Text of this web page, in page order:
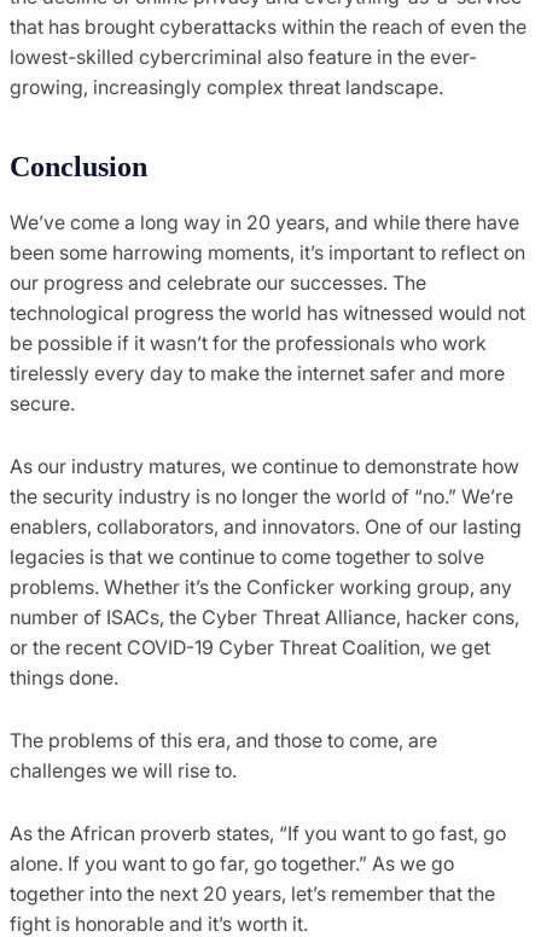
that has brought cyberattacks within the reach of even the
lowest-skilled cybercriminal also feature in the ever-
growing, increasingly complex threat landscape.
Conclusion
We’ve come a long way in 20 years, and while there have
been some harrowing moments, it’s important to reflect on
our progress and celebrate our successes. The
technological progress the world has witnessed would not
be possible if it wasn’t for the professionals who work
tirelessly every day to make the internet safer and more
secure.
As our industry matures, we continue to demonstrate how
the security industry is no longer the world of “no.” We’re
enablers, collaborators, and innovators. One of our lasting
legacies is that we continue to come together to solve
problems. Whether it’s the Conficker working group, any
number of ISACs, the Cyber Threat Alliance, hacker cons,
or the recent COVID-19 Cyber Threat Coalition, we get
things done.
The problems of this era, and those to come, are
challenges we will rise to.
As the African proverb states, “If you want to go fast, go
alone. If you want to go far, go together.” As we go
together into the next 20 years, let’s remember that the
fight is honorable and it’s worth it.